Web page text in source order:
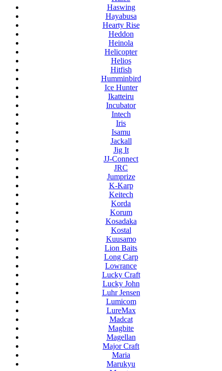
Haswing
Hayabusa
Hearty Rise
Heddon
Heinola
Helicopter
Helios
Hitfish
Humminbird
Ice Hunter
Ikatteiru
Incubator
Intech
Iris
Isamu
Jackall
Jig It
JJ-Connect
JRC
Jumprize
K-Karp
Keitech
Korda
Korum
Kosadaka
Kostal
Kuusamo
Lion Baits
Long Carp
Lowrance
Lucky Craft
Lucky John
Luhr Jensen
Lumicom
LureMax
Madcat
Magbite
Magellan
Major Craft
Maria
Marukyu